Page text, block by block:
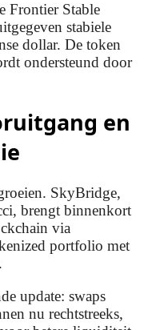
Frontier Stable
stabiele
dollar. De token
ondersteund door
en
SkyBridge,
brengt binnenkort
via
portfolio met
update: swaps
nu rechtstreeks,